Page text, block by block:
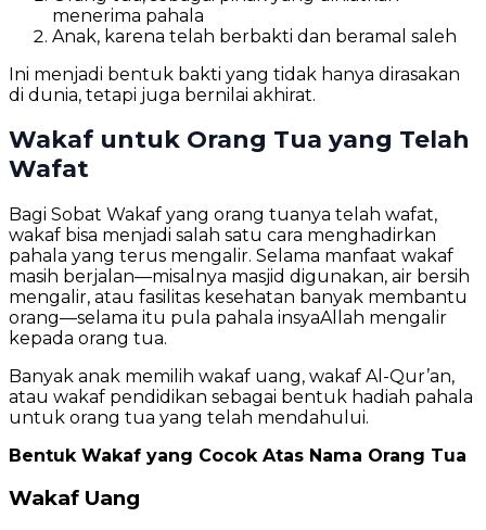
menerima pahala
Anak, karena telah berbakti dan beramal saleh
Ini menjadi bentuk bakti yang tidak hanya dirasakan
di dunia, tetapi juga bernilai akhirat.
Wakaf untuk Orang Tua yang Telah
Wafat
Bagi Sobat Wakaf yang orang tuanya telah wafat,
wakaf bisa menjadi salah satu cara menghadirkan
pahala yang terus mengalir. Selama manfaat wakaf
masih berjalan—misalnya masjid digunakan, air bersih
mengalir, atau fasilitas kesehatan banyak membantu
orang—selama itu pula pahala insyaAllah mengalir
kepada orang tua.
Banyak anak memilih wakaf uang, wakaf Al-Qur’an,
atau wakaf pendidikan sebagai bentuk hadiah pahala
untuk orang tua yang telah mendahului.
Bentuk Wakaf yang Cocok Atas Nama Orang Tua
Wakaf Uang